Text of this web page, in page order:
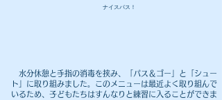
​ナイスパス！
​ 水分休憩と手指の消毒を挟み、「パス＆ゴー」と「シュー
ト」に取り組みました。このメニューは最近よく取り組んで
いるため、子どもたちはすんなりと練習に入ることができま